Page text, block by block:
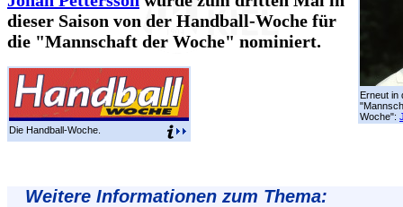
Erneut in
Woche":
dieser Saison von der Handball-Woche für
die "Mannschaft der Woche" nominiert.
Die Handball-Woche.
Weitere Informationen zum Thema: